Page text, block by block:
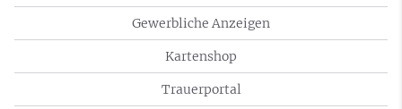
Gewerbliche Anzeigen
Kartenshop
Trauerportal